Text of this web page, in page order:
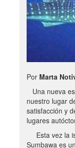
Por Marta
Una nueva
nuestro lugar
satisfacción y
lugares
Esta vez la
Sumbawa es